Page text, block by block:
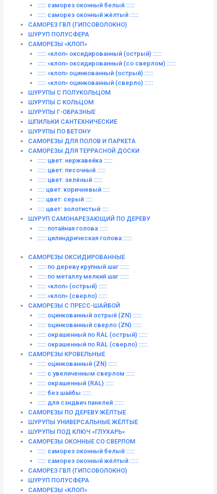
:::::: саморез оконный белый ::::::
:::::: саморез оконный жёлтый ::::::
САМОРЕЗ ГВЛ (ГИПСОВОЛОКНО)
ШУРУП ПОЛУСФЕРА
САМОРЕЗЫ «КЛОП»
:::::: «клоп» оксидированный (острый) ::::::
:::::: «клоп» оксидированный (со сверлом) ::::::
:::::: «клоп» оцинкованный (острый) ::::::
:::::: «клоп» оцинкованный (сверло) ::::::
ШУРУПЫ С ПОЛУКОЛЬЦОМ
ШУРУПЫ С КОЛЬЦОМ
ШУРУПЫ Г-ОБРАЗНЫЕ
ШПИЛЬКИ САНТЕХНИЧЕСКИЕ
ШУРУПЫ ПО БЕТОНУ
САМОРЕЗЫ ДЛЯ ПОЛОВ И ПАРКЕТА
САМОРЕЗЫ ДЛЯ ТЕРРАСНОЙ ДОСКИ
:::::: цвет: нержавейка ::::::
:::::: цвет: песочный ::::::
:::::: цвет: зелёный ::::::
::::: цвет: коричневый :::::
::::: цвет: серый :::::
::::: цвет: золотистый :::::
ШУРУП САМОНАРЕЗАЮЩИЙ ПО ДЕРЕВУ
:::::: потайная голова ::::::
:::::: цилиндрическая голова ::::::
САМОРЕЗЫ ОКСИДИРОВАННЫЕ
:::::: по дереву крупный шаг ::::::
:::::: по металлу мелкий шаг ::::::
:::::: «клоп» (острый) ::::::
:::::: «клоп» (сверло) ::::::
САМОРЕЗЫ С ПРЕСС-ШАЙБОЙ
:::::: оцинкованный острый (ZN) ::::::
:::::: оцинкованный сверло (ZN) ::::::
:::::: окрашенный по RAL (острый) ::::::
:::::: окрашенный по RAL (сверло) ::::::
САМОРЕЗЫ КРОВЕЛЬНЫЕ
:::::: оцинкованный (ZN) ::::::
:::::: с увеличенным сверлом ::::::
:::::: окрашенный (RAL) ::::::
:::::: без шайбы ::::::
:::::: для сэндвич панелей ::::::
САМОРЕЗЫ ПО ДЕРЕВУ ЖЁЛТЫЕ
ШУРУПЫ УНИВЕРСАЛЬНЫЕ ЖЁЛТЫЕ
ШУРУПЫ ПОД КЛЮЧ «ГЛУХАРЬ»
САМОРЕЗЫ ОКОННЫЕ СО СВЕРЛОМ
:::::: саморез оконный белый ::::::
:::::: саморез оконный жёлтый ::::::
САМОРЕЗ ГВЛ (ГИПСОВОЛОКНО)
ШУРУП ПОЛУСФЕРА
САМОРЕЗЫ «КЛОП»